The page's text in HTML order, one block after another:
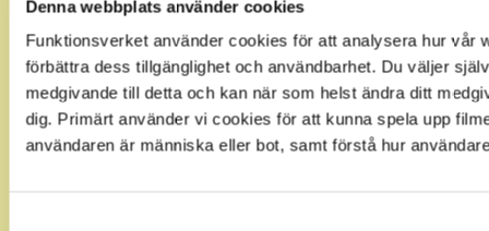
Denna webbplats använder cookies
Funktionsverket använder cookies för att analysera hur vår
förbättra dess tillgänglighet och användbarhet. Du väljer
medgivande till detta och kan när som helst ändra ditt
dig. Primärt använder vi cookies för att kunna spela upp
användaren är människa eller bot, samt förstå hur
produkter och erbjudanden som kan underlätta
vardagen!